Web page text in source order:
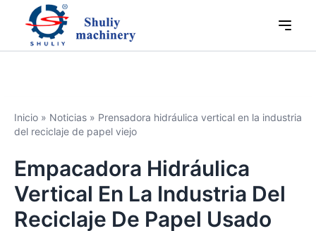
Inicio » Noticias » Prensadora hidráulica vertical en la industria
del reciclaje de papel viejo
Empacadora Hidráulica
Vertical En La Industria Del
Reciclaje De Papel Usado